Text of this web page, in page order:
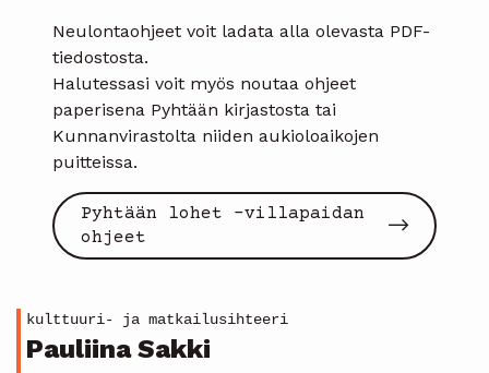
Neulontaohjeet voit ladata alla olevasta PDF-
tiedostosta.
Halutessasi voit myös noutaa ohjeet
paperisena Pyhtään kirjastosta tai
Kunnanvirastolta niiden aukioloaikojen
puitteissa.
Pyhtään lohet -villapaidan
ohjeet
kulttuuri- ja matkailusihteeri
Pauliina Sakki